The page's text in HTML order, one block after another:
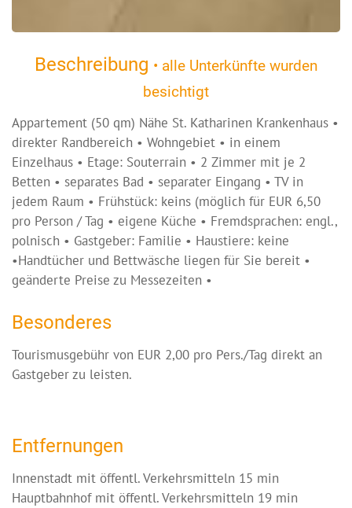
Beschreibung • alle Unterkünfte wurden
besichtigt
Appartement (50 qm) Nähe St. Katharinen Krankenhaus •
direkter Randbereich • Wohngebiet • in einem
Einzelhaus • Etage: Souterrain • 2 Zimmer mit je 2
Betten • separates Bad • separater Eingang • TV in
jedem Raum • Frühstück: keins (möglich für EUR 6,50
pro Person / Tag • eigene Küche • Fremdsprachen: engl.,
polnisch • Gastgeber: Familie • Haustiere: keine
•Handtücher und Bettwäsche liegen für Sie bereit •
geänderte Preise zu Messezeiten •
Besonderes
Tourismusgebühr von EUR 2,00 pro Pers./Tag direkt an
Gastgeber zu leisten.
Entfernungen
Innenstadt mit öffentl. Verkehrsmitteln 15 min
Hauptbahnhof mit öffentl. Verkehrsmitteln 19 min